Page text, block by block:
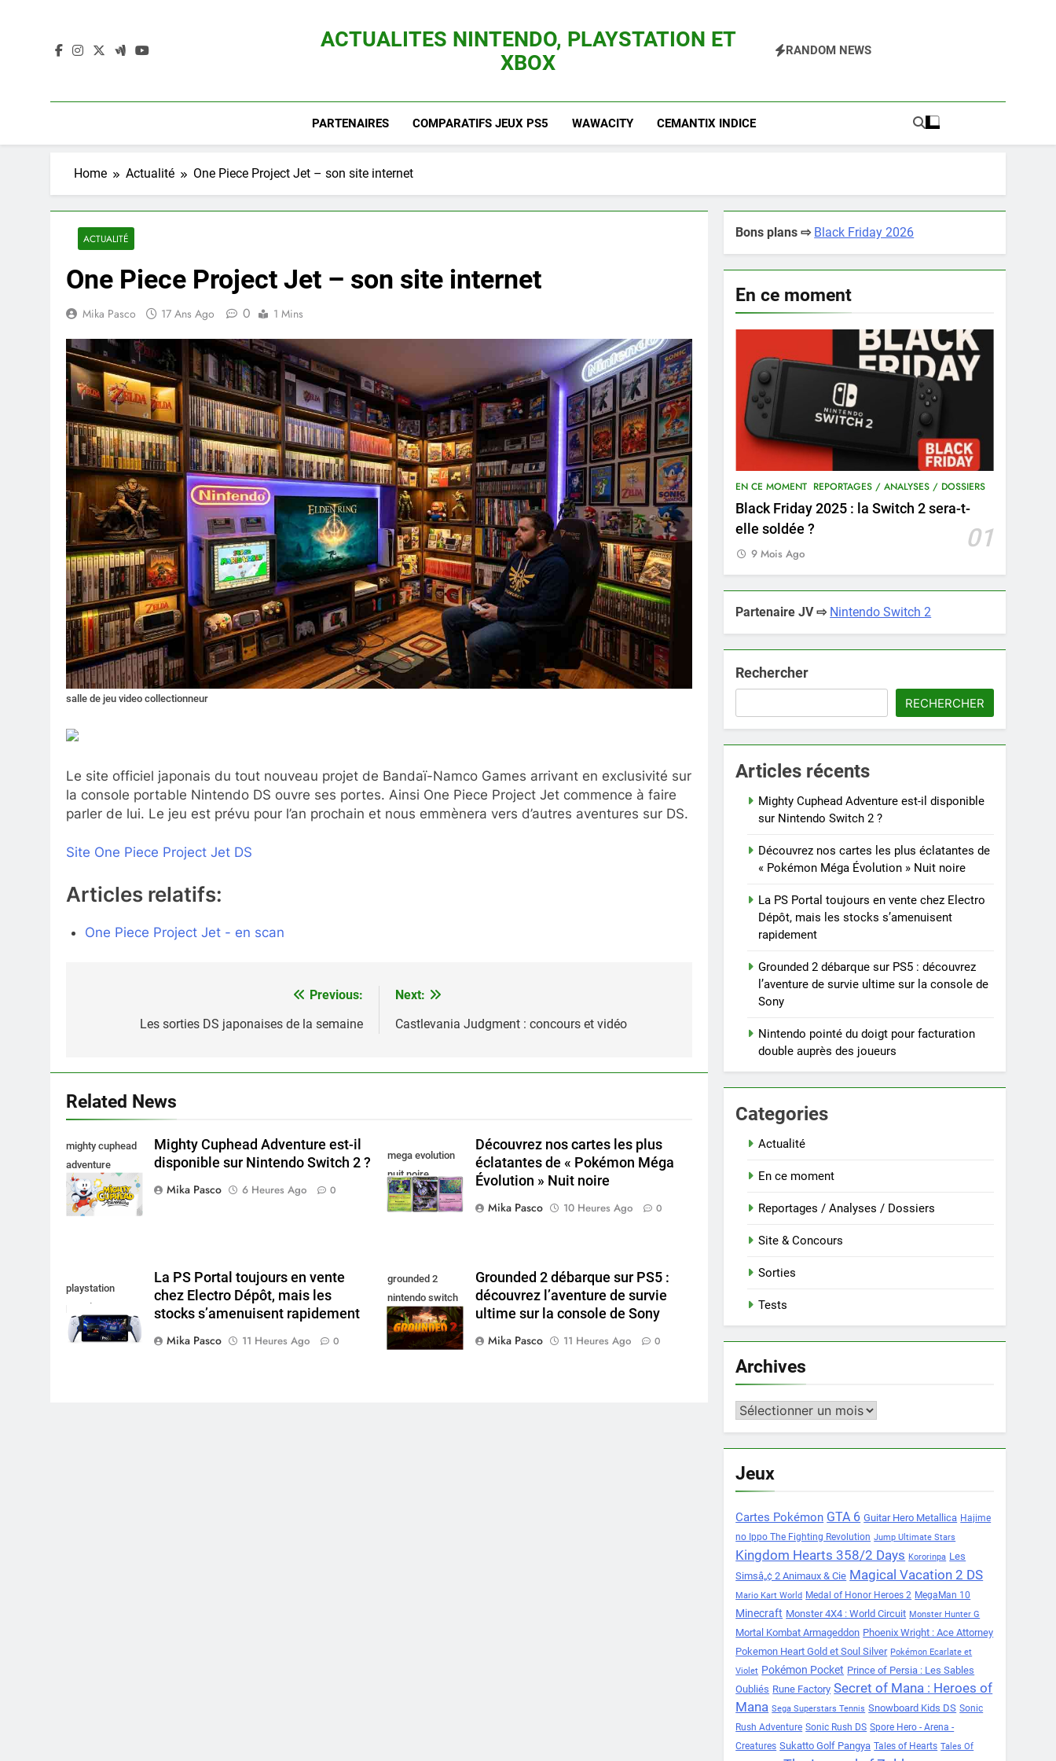
ACTUALITES NINTENDO, PLAYSTATION ET
XBOX
RANDOM NEWS
PARTENAIRES COMPARATIFS JEUX PS5 WAWACITY CEMANTIX INDICE
Home Actualité One Piece Project Jet – son site internet
ACTUALITÉ
One Piece Project Jet – son site internet
Mika Pasco 17 Ans Ago 0 1 Mins
salle de jeu video collectionneur
Le site officiel japonais du tout nouveau projet de Bandaï-Namco Games arrivant en exclusivité sur
la console portable Nintendo DS ouvre ses portes. Ainsi One Piece Project Jet commence à faire
parler de lui. Le jeu est prévu pour l’an prochain et nous emmènera vers d’autres aventures sur DS.
Site One Piece Project Jet DS
Articles relatifs:
One Piece Project Jet - en scan
Previous:
Les sorties DS japonaises de la semaine
Next:
Castlevania Judgment : concours et vidéo
Related News
mighty cuphead
adventure
nintendo switch
Mighty Cuphead Adventure est-il
disponible sur Nintendo Switch 2 ?
Mika Pasco
6 Heures Ago 0
mega evolution
nuit noire
Découvrez nos cartes les plus
éclatantes de « Pokémon Méga
Évolution » Nuit noire
Mika Pasco
10 Heures Ago 0
playstation
portal pro
La PS Portal toujours en vente
chez Electro Dépôt, mais les
stocks s’amenuisent rapidement
Mika Pasco
11 Heures Ago 0
grounded 2
nintendo switch
2
Grounded 2 débarque sur PS5 :
découvrez l’aventure de survie
ultime sur la console de Sony
Mika Pasco
11 Heures Ago 0
Bons plans ⇨ Black Friday 2026
En ce moment
EN CE MOMENT REPORTAGES / ANALYSES / DOSSIERS
Black Friday 2025 : la Switch 2 sera-t-
elle soldée ?
01
9 Mois Ago
Partenaire JV ⇨ Nintendo Switch 2
Rechercher
RECHERCHER
Articles récents
Mighty Cuphead Adventure est-il disponible
sur Nintendo Switch 2 ?
Découvrez nos cartes les plus éclatantes de
« Pokémon Méga Évolution » Nuit noire
La PS Portal toujours en vente chez Electro
Dépôt, mais les stocks s’amenuisent
rapidement
Grounded 2 débarque sur PS5 : découvrez
l’aventure de survie ultime sur la console de
Sony
Nintendo pointé du doigt pour facturation
double auprès des joueurs
Categories
Actualité
En ce moment
Reportages / Analyses / Dossiers
Site & Concours
Sorties
Tests
Archives
Archives
Jeux
Cartes Pokémon GTA 6 Guitar Hero Metallica Hajime
no Ippo The Fighting Revolution Jump Ultimate Stars
Kingdom Hearts 358/2 Days Kororinpa Les
Simsâ„¢ 2 Animaux & Cie Magical Vacation 2 DS
Mario Kart World Medal of Honor Heroes 2 MegaMan 10
Minecraft Monster 4X4 : World Circuit Monster Hunter G
Mortal Kombat Armageddon Phoenix Wright : Ace Attorney
Pokemon Heart Gold et Soul Silver Pokémon Ecarlate et
Violet Pokémon Pocket Prince of Persia : Les Sables
Oubliés Rune Factory Secret of Mana : Heroes of
Mana Sega Superstars Tennis Snowboard Kids DS Sonic
Rush Adventure Sonic Rush DS Spore Hero - Arena -
Creatures Sukatto Golf Pangya Tales of Hearts Tales Of